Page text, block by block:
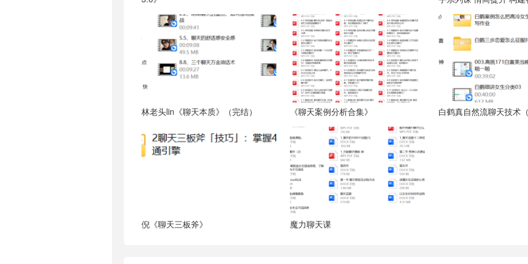
林老头lin《聊天本质》（完结） 《聊天案例分析合集》 白鹤真自然流聊天技术
倪《聊天三板斧》 魔力聊天课